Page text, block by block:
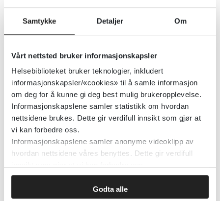
Samtykke Detaljer Om
Vårt nettsted bruker informasjonskapsler
Helsebiblioteket bruker teknologier, inkludert
informasjonskapsler/«cookies» til å samle informasjon
om deg for å kunne gi deg best mulig brukeropplevelse.
Informasjonskapslene samler statistikk om hvordan
nettsidene brukes. Dette gir verdifull innsikt som gjør at
vi kan forbedre oss.
Informasjonskapslene samler anonyme videoklipp av
hvordan nettsidene våres benyttes. Dette gir verdifull
Godta alle
meir aktive i sosiale grupper på
nett (FHI)
Ungdom med etnisk
minoritetsbakgrunn - Erfaringer
og refleksjoner fra kurset FLEXid
Folkehelseinstituttet (FHI)